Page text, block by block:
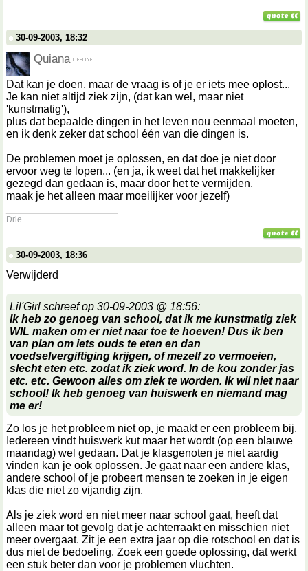
30-09-2003, 18:32
Quiana
Dat kan je doen, maar de vraag is of je er iets mee oplost...
Je kan niet altijd ziek zijn, (dat kan wel, maar niet
'kunstmatig'),
plus dat bepaalde dingen in het leven nou eenmaal moeten,
en ik denk zeker dat school één van die dingen is.
De problemen moet je oplossen, en dat doe je niet door
ervoor weg te lopen... (en ja, ik weet dat het makkelijker
gezegd dan gedaan is, maar door het te vermijden,
maak je het alleen maar moeilijker voor jezelf)
Drie.
30-09-2003, 18:36
Verwijderd
Lil'Girl schreef op 30-09-2003 @ 18:56:
Ik heb zo genoeg van school, dat ik me kunstmatig ziek
WIL maken om er niet naar toe te hoeven! Dus ik ben
van plan om iets ouds te eten en dan
voedselvergiftiging krijgen, of mezelf zo vermoeien,
slecht eten etc. zodat ik ziek word. In de kou zonder jas
etc. etc. Gewoon alles om ziek te worden. Ik wil niet naar
school! Ik heb genoeg van huiswerk en niemand mag
me er!
Zo los je het probleem niet op, je maakt er een probleem bij.
Iedereen vindt huiswerk kut maar het wordt (op een blauwe
maandag) wel gedaan. Dat je klasgenoten je niet aardig
vinden kan je ook oplossen. Je gaat naar een andere klas,
andere school of je probeert mensen te zoeken in je eigen
klas die niet zo vijandig zijn.
Als je ziek word en niet meer naar school gaat, heeft dat
alleen maar tot gevolg dat je achterraakt en misschien niet
meer overgaat. Zit je een extra jaar op die rotschool en dat is
dus niet de bedoeling. Zoek een goede oplossing, dat werkt
een stuk beter dan voor je problemen vluchten.